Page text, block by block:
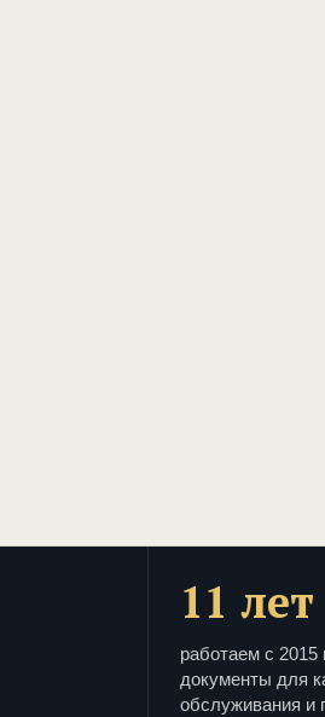
11 лет
работаем с 2015
документы для
обслуживания и